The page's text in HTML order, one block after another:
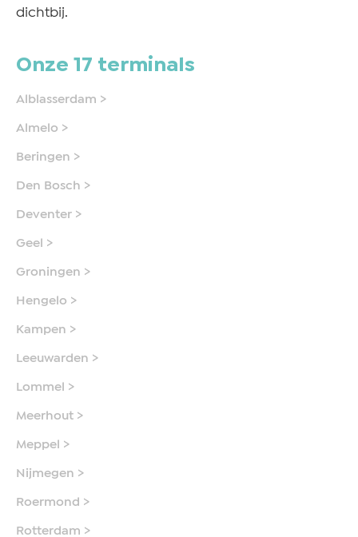
dichtbij.
Onze 17 terminals
Alblasserdam >
Almelo >
Beringen >
Den Bosch >
Deventer >
Geel >
Groningen >
Hengelo >
Kampen >
Leeuwarden >
Lommel >
Meerhout >
Meppel >
Nijmegen >
Roermond >
Rotterdam >